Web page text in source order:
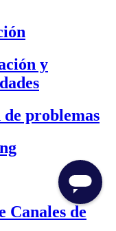
y
de problemas
Canales de